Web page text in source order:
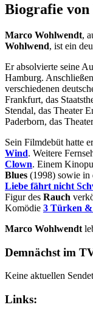
Biografie
Marco Wohlwendt,
Wohlwend, ist ein
Er absolvierte seine
Hamburg.
verschiedenen
Frankfurt, das
Stendal, das Theater
Paderborn, das
Sein Filmdebüt hatte
Wind. Weitere
Clown. Einem
Blues (1998) sowie in
Liebe fährt nicht
Figur des Rauch
Komödie 3 Türken
Marco Wohlwendt
Demnächst im
Keine aktuellen
Links: